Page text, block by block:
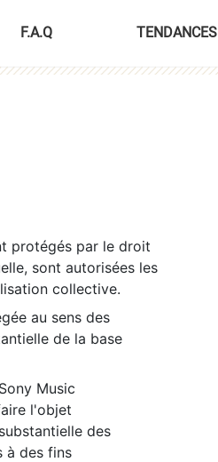
F.A.Q TENDANCES
protégés par le droit
sont autorisées les
collective.
au sens des
de la base
Music
l'objet
des
à des fins